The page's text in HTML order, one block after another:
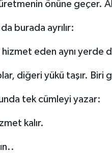
önüne geçer.
burada ayrılır:
eden aynı yerde
diğeri yükü taşır. Biri
tek cümleyi yazar:
kalır.